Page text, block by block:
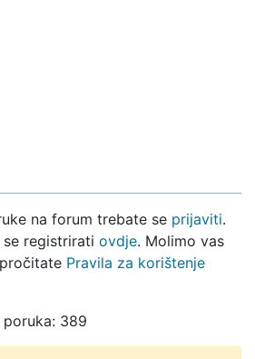
na forum trebate se prijaviti.
registrirati ovdje. Molimo vas
Pravila za korištenje
poruka: 389